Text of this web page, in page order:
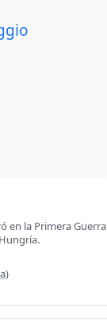
en la Primera Guerra